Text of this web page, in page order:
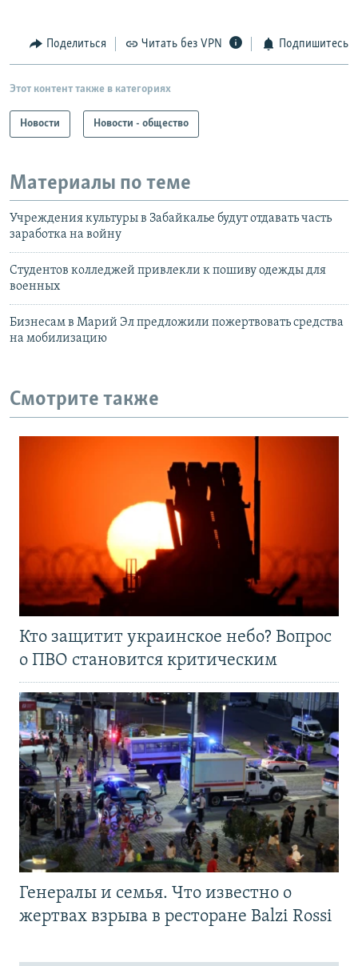
Поделиться Читать без VPN Подпишитесь
Этот контент также в категориях
Новости Новости - общество
Материалы по теме
Учреждения культуры в Забайкалье будут отдавать часть
заработка на войну
Студентов колледжей привлекли к пошиву одежды для
военных
Бизнесам в Марий Эл предложили пожертвовать средства
на мобилизацию
Смотрите также
Кто защитит украинское небо? Вопрос
о ПВО становится критическим
Генералы и семья. Что известно о
жертвах взрыва в ресторане Balzi Rossi